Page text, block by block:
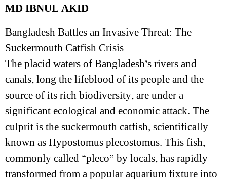
MD IBNUL AKID
Bangladesh Battles an Invasive Threat: The
Suckermouth Catfish Crisis
The placid waters of Bangladesh’s rivers and
canals, long the lifeblood of its people and the
source of its rich biodiversity, are under a
significant ecological and economic attack. The
culprit is the suckermouth catfish, scientifically
known as Hypostomus plecostomus. This fish,
commonly called “pleco” by locals, has rapidly
transformed from a popular aquarium fixture into